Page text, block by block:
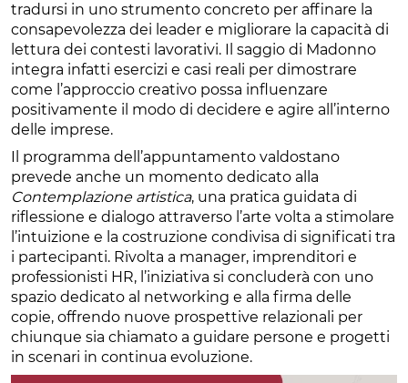
tradursi in uno strumento concreto per affinare la
consapevolezza dei leader e migliorare la capacità di
lettura dei contesti lavorativi. Il saggio di Madonno
integra infatti esercizi e casi reali per dimostrare
come l’approccio creativo possa influenzare
positivamente il modo di decidere e agire all’interno
delle imprese.
Il programma dell’appuntamento valdostano
prevede anche un momento dedicato alla
Contemplazione artistica, una pratica guidata di
riflessione e dialogo attraverso l’arte volta a stimolare
l’intuizione e la costruzione condivisa di significati tra
i partecipanti. Rivolta a manager, imprenditori e
professionisti HR, l’iniziativa si concluderà con uno
spazio dedicato al networking e alla firma delle
copie, offrendo nuove prospettive relazionali per
chiunque sia chiamato a guidare persone e progetti
in scenari in continua evoluzione.